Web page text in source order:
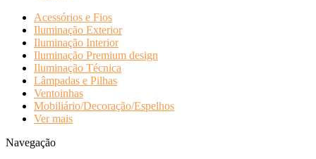
Acessórios e Fios
Iluminação Exterior
Iluminação Interior
Iluminação Premium design
Iluminação Técnica
Lâmpadas e Pilhas
Ventoinhas
Mobiliário/Decoração/Espelhos
Ver mais
Navegação